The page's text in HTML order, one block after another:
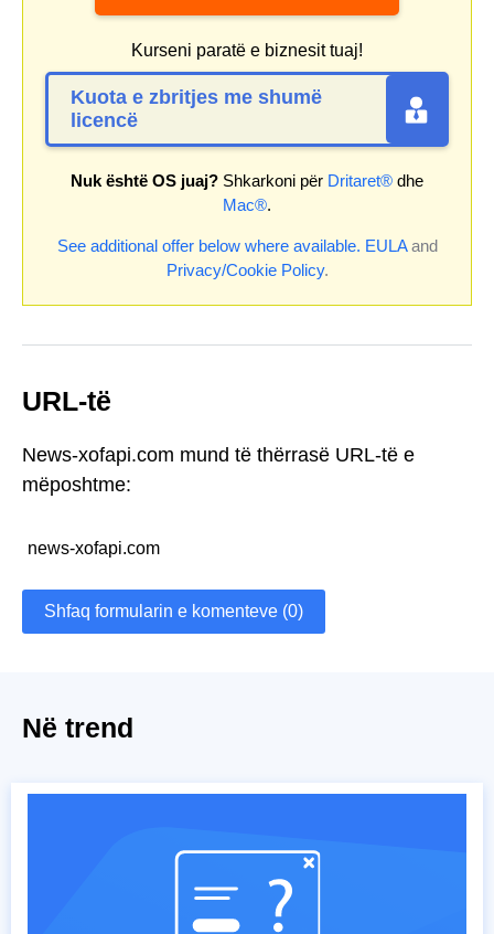
Kurseni paratë e biznesit tuaj!
Kuota e zbritjes me shumë
licencë
Nuk është OS juaj? Shkarkoni për Dritaret® dhe
Mac®.
See additional offer below where available. EULAand
Privacy/Cookie Policy.
URL-të
News-xofapi.com mund të thërrasë URL-të e
mëposhtme:
news-xofapi.com
Shfaq formularin e komenteve (0)
Në trend